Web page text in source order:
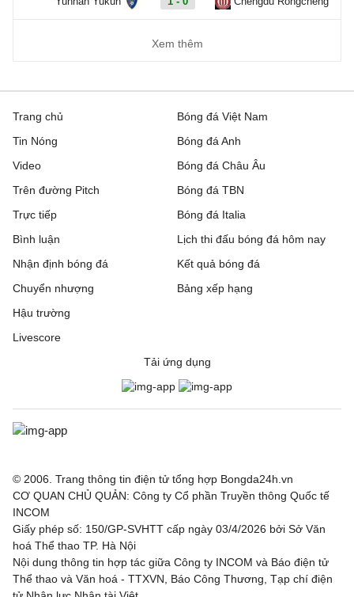
Xem thêm
Trang chủ
Tin Nóng
Video
Trên đường Pitch
Trực tiếp
Bóng đá Việt Nam
Bóng đá Anh
Bóng đá Châu Âu
Bóng đá TBN
Bóng đá Italia
Bình luận
Nhận định bóng đá
Chuyển nhượng
Hậu trường
Livescore
Lịch thi đấu bóng đá hôm nay
Kết quả bóng đá
Bảng xếp hạng
Tải ứng dụng
© 2006. Trang thông tin điện tử tổng hợp Bongda24h.vn
CƠ QUAN CHỦ QUẢN: Công ty Cổ phần Truyền thông Quốc tế
INCOM
Giấy phép số: 150/GP-SVHTT cấp ngày 03/4/2026 bởi Sở Văn
hoá Thể thao TP. Hà Nội
Nội dung thông tin hợp tác giữa Công ty INCOM và Báo điện tử
Thể thao và Văn hoá - TTXVN, Báo Công Thương, Tạp chí điện